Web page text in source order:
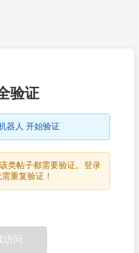
验证
器人 开始验证
类帖子都需要验证。登录
重复验证！
访问